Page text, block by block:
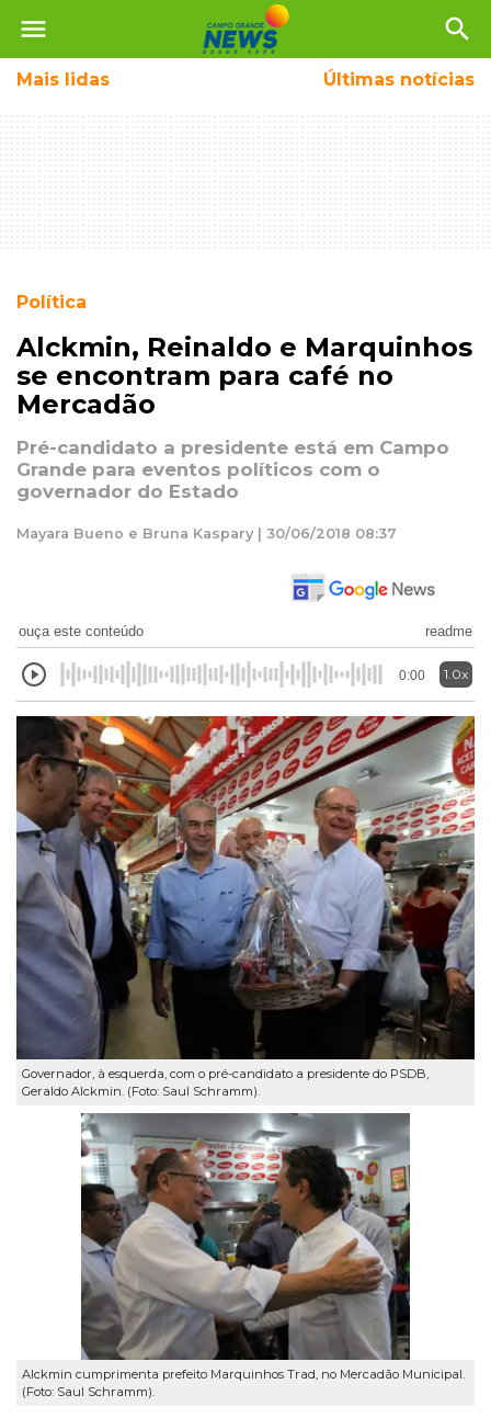
menu search
Mais lidas Últimas notícias
Política
Alckmin, Reinaldo e Marquinhos
se encontram para café no
Mercadão
Pré-candidato a presidente está em Campo
Grande para eventos políticos com o
governador do Estado
Mayara Bueno e Bruna Kaspary | 30/06/2018 08:37
ouça este conteúdo readme
0:00 1.0x
Governador, à esquerda, com o pré-candidato a presidente do PSDB,
Geraldo Alckmin. (Foto: Saul Schramm).
Alckmin cumprimenta prefeito Marquinhos Trad, no Mercadão Municipal.
(Foto: Saul Schramm).